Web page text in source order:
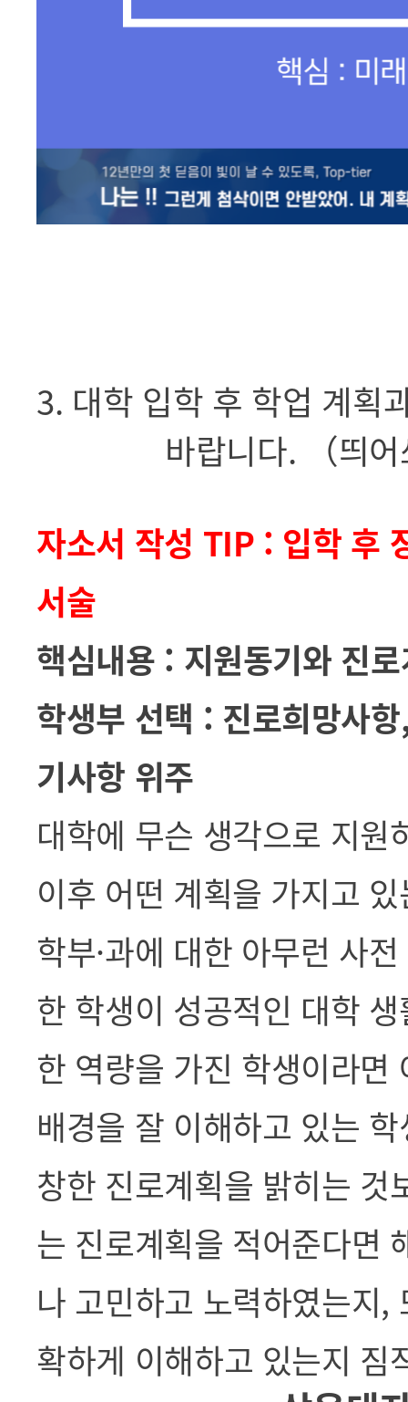
3. 대학 입학 후 학업 계획
바랍니다. （띄
자소서 작성 TIP : 입학 후
서술
핵심내용 : 지원동기와 진
학생부 선택 : 진로희망사
기사항 위주
대학에 무슨 생각으로 지
이후 어떤 계획을 가지고
학부·과에 대한 아무런 사
한 학생이 성공적인 대학
한 역량을 가진 학생이라면
배경을 잘 이해하고 있는
창한 진로계획을 밝히는
는 진로계획을 적어준다면
나 고민하고 노력하였는지
확하게 이해하고 있는지 짐